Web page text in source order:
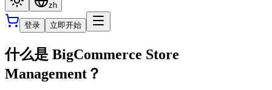
zh
登录 立即开始
什么是 BigCommerce Store
Management？